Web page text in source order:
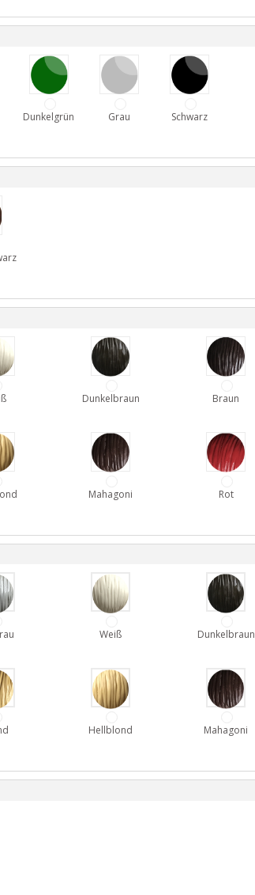
Dunkelgrün Grau Schwarz
Dunkelbraun Braun
Mahagoni Rot
Weiß Dunkelbraun
Hellblond Mahagoni